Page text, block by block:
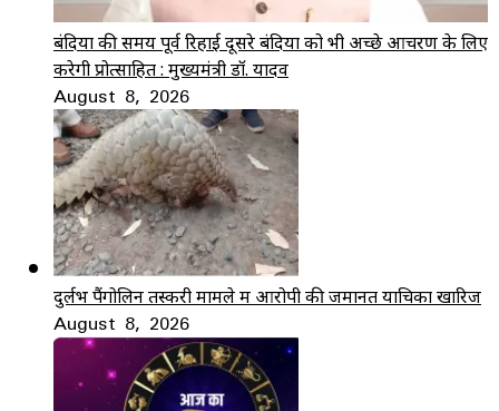
बंदियों की समय पूर्व रिहाई दूसरे बंदियों को भी अच्छे आचरण के लिए
करेगी प्रोत्साहित : मुख्यमंत्री डॉ. यादव
August 8, 2026
दुर्लभ पैंगोलिन तस्करी मामले में आरोपी की जमानत याचिका खारिज
August 8, 2026